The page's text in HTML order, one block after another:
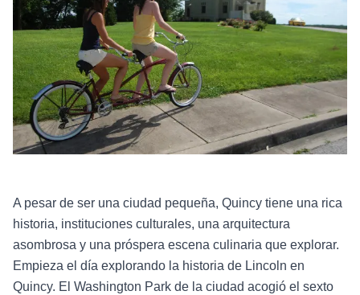
A pesar de ser una ciudad pequeña, Quincy tiene una rica
historia, instituciones culturales, una arquitectura
asombrosa y una próspera escena culinaria que explorar.
Empieza el día explorando la historia de Lincoln en
Quincy. El Washington Park de la ciudad acogió el sexto